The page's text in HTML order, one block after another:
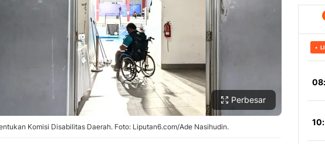
Perbesar
Komisi Disabilitas Daerah. Foto: Liputan6.com/Ade Nasihudin.